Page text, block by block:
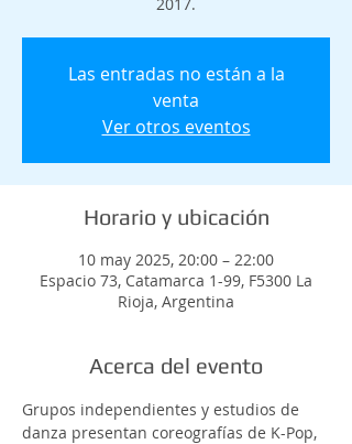
Las entradas no están a la
venta
Ver otros eventos
Horario y ubicación
10 may 2025, 20:00 – 22:00
Espacio 73, Catamarca 1-99, F5300 La
Rioja, Argentina
Acerca del evento
Grupos independientes y estudios de
danza presentan coreografías de K-Pop,